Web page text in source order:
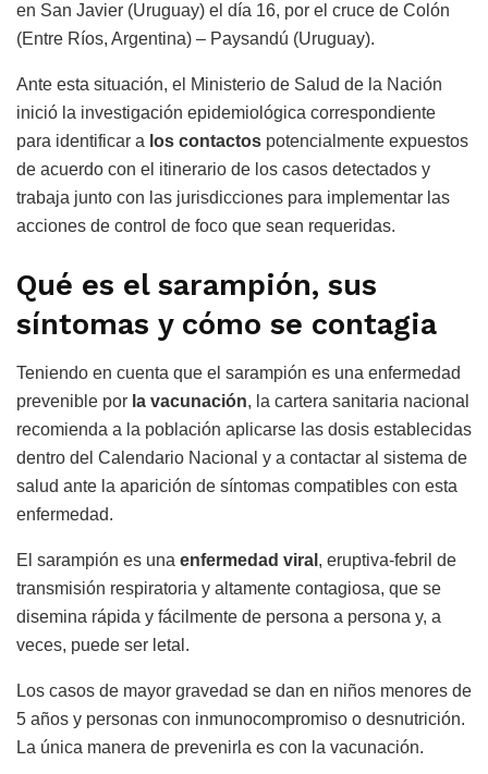
en San Javier (Uruguay) el día 16, por el cruce de Colón
(Entre Ríos, Argentina) – Paysandú (Uruguay).
Ante esta situación, el Ministerio de Salud de la Nación
inició la investigación epidemiológica correspondiente
para identificar a los contactos potencialmente expuestos
de acuerdo con el itinerario de los casos detectados y
trabaja junto con las jurisdicciones para implementar las
acciones de control de foco que sean requeridas.
Qué es el sarampión, sus
síntomas y cómo se contagia
Teniendo en cuenta que el sarampión es una enfermedad
prevenible por la vacunación, la cartera sanitaria nacional
recomienda a la población aplicarse las dosis establecidas
dentro del Calendario Nacional y a contactar al sistema de
salud ante la aparición de síntomas compatibles con esta
enfermedad.
El sarampión es una enfermedad viral , eruptiva-febril de
transmisión respiratoria y altamente contagiosa, que se
disemina rápida y fácilmente de persona a persona y, a
veces, puede ser letal.
Los casos de mayor gravedad se dan en niños menores de
5 años y personas con inmunocompromiso o desnutrición.
La única manera de prevenirla es con la vacunación.